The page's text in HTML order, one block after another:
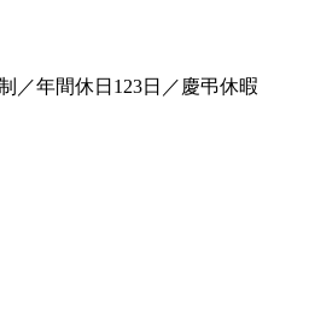
／年間休日123日／慶弔休暇